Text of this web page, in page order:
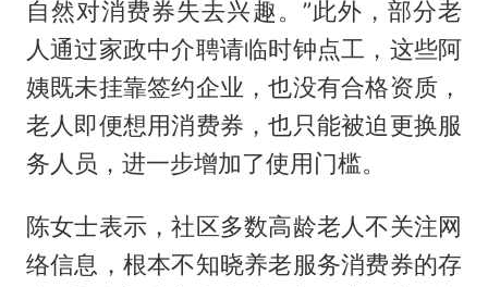
自然对消费券失去兴趣。”此外，部分老
人通过家政中介聘请临时钟点工，这些阿
姨既未挂靠签约企业，也没有合格资质，
老人即便想用消费券，也只能被迫更换服
务人员，进一步增加了使用门槛。
陈女士表示，社区多数高龄老人不关注网
络信息，根本不知晓养老服务消费券的存